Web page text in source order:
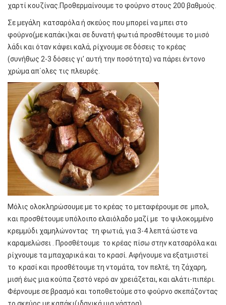
χαρτί κουζίνας.Προθερμαίνουμε το φούρνο στους 200 βαθμούς.
Σε μεγάλη κατσαρόλα ή σκεύος που μπορεί να μπει στο
φούρνο(με καπάκι)και σε δυνατή φωτιά προσθέτουμε το μισό
λάδι και όταν κάψει καλά, ρίχνουμε σε δόσεις το κρέας
(συνήθως 2-3 δόσεις γι’ αυτή την ποσότητα) να πάρει έντονο
χρώμα απ΄ολες τις πλευρές.
Μόλις ολοκληρώσουμε με το κρέας το μεταφέρουμε σε μπολ,
και προσθέτουμε υπόλοιπο ελαιόλαδο μαζί με το ψιλοκομμένο
κρεμμύδι χαμηλώνοντας τη φωτιά, για 3-4 λεπτά ώστε να
καραμελώσει . Προσθέτουμε το κρέας πίσω στην κατσαρόλα και
ρίχνουμε τα μπαχαρικά και το κρασί. Αφήνουμε να εξατμιστεί
το κρασί και προσθέτουμε τη ντομάτα, τον πελτέ, τη ζάχαρη,
μισή έως μια κούπα ζεστό νερό αν χρειάζεται, και αλάτι-πιπέρι.
Φέρνουμε σε βρασμό και τοποθετούμε στο φούρνο σκεπάζοντας